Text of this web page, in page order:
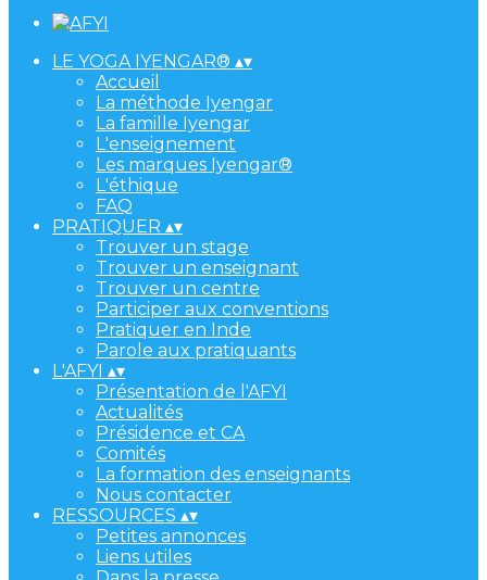
LE YOGA IYENGAR® ▴▾
Accueil
La méthode Iyengar
La famille Iyengar
L'enseignement
Les marques Iyengar®
L'éthique
FAQ
PRATIQUER ▴▾
Trouver un stage
Trouver un enseignant
Trouver un centre
Participer aux conventions
Pratiquer en Inde
Parole aux pratiquants
L'AFYI ▴▾
Présentation de l'AFYI
Actualités
Présidence et CA
Comités
La formation des enseignants
Nous contacter
RESSOURCES ▴▾
Petites annonces
Liens utiles